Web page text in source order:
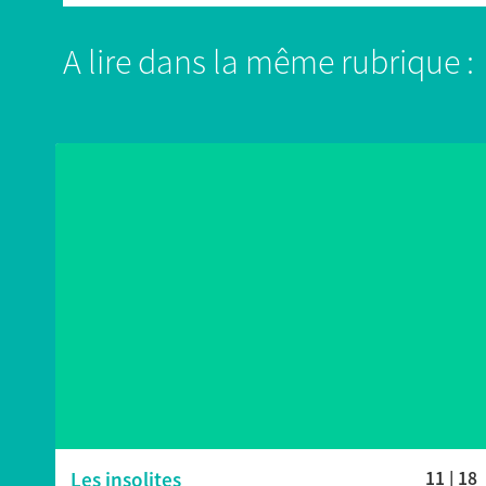
A lire dans la même rubrique :
Les insolites 11 | 18